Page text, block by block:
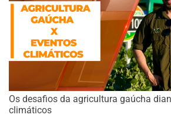
Os desafios da agricultura gaúcha
climáticos